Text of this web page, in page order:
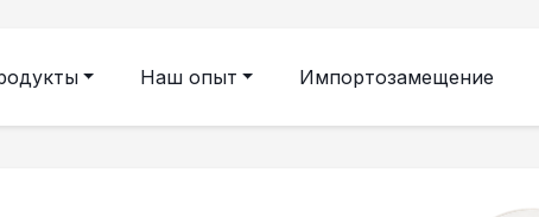
Наш опыт Импортозамещение